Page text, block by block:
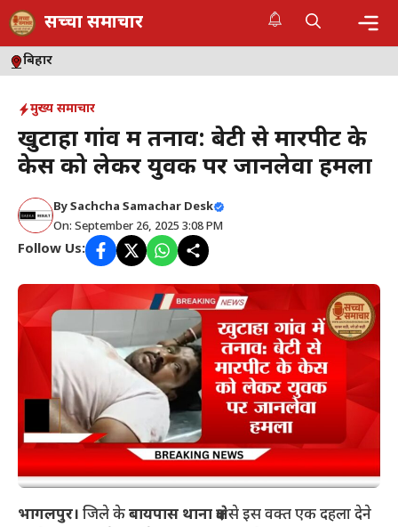
Skip
to
content
सच्चा समाचार
बिहार
मुख्य समाचार
खुटाहा गांव में तनाव: बेटी से मारपीट के
केस को लेकर युवक पर जानलेवा हमला
BySachcha Samachar Desk
On: September 26, 2025 3:08 PM
Follow Us:
भागलपुर। जिले केबायपास थाना क्षेत्रसे इस वक्त एक दहला देने